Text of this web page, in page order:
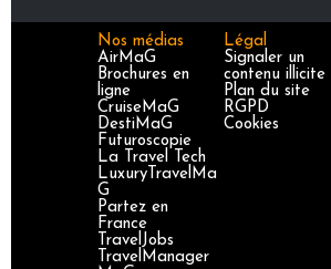
Nos médias
AirMaG
Brochures en
ligne
CruiseMaG
DestiMaG
Futuroscopie
La Travel Tech
LuxuryTravelMa
G
Partez en
France
TravelJobs
TravelManager
Légal
Signaler un
contenu illicite
Plan du site
RGPD
Cookies